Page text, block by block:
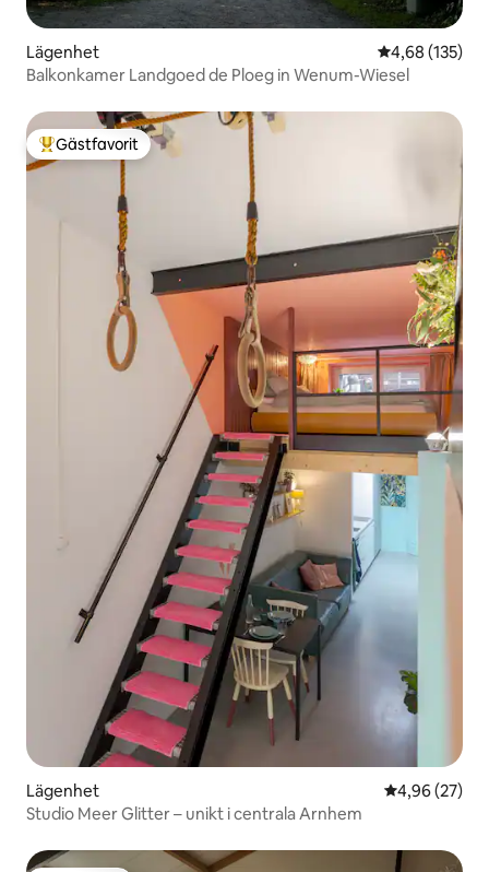
Lägenhet 4,68 av 5 i
4,68 (135)
Balkonkamer Landgoed de Ploeg in Wenum-Wiesel
Populär gästfavorit
Gästfavorit
Lägenhet 4,96 av 5 i
4,96 (27)
Studio Meer Glitter – unikt i centrala Arnhem